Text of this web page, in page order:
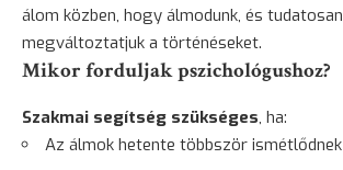
álom közben, hogy álmodunk, és tudatosan
megváltoztatjuk a történéseket.
Mikor forduljak pszichológushoz?
Szakmai segítség szükséges, ha:
Az álmok hetente többször ismétlődnek